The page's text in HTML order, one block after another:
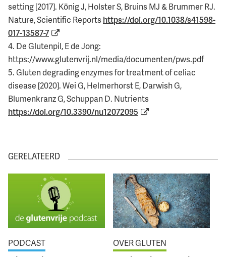
setting [2017]. König J, Holster S, Bruins MJ & Brummer RJ.
Nature, Scientific Reports https://doi.org/10.1038/s41598-
017-13587-7
4. De Glutenpil, E de Jong:
https://www.glutenvrij.nl/media/documenten/pws.pdf
5. Gluten degrading enzymes for treatment of celiac
disease [2020]. Wei G, Helmerhorst E, Darwish G,
Blumenkranz G, Schuppan D. Nutrients
https://doi.org/10.3390/nu12072095
GERELATEERD
PODCAST
OVER GLUTEN